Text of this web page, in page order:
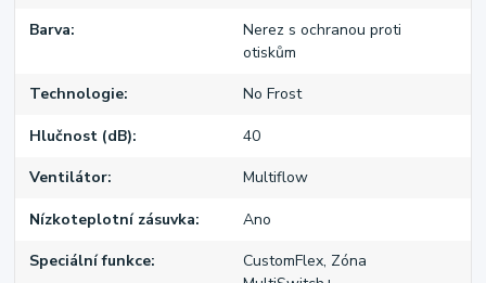
Barva
Nerez s ochranou proti
otiskům
Technologie No Frost
Hlučnost (dB) 40
Ventilátor Multiflow
Nízkoteplotní zásuvka Ano
Speciální funkce
CustomFlex, Zóna